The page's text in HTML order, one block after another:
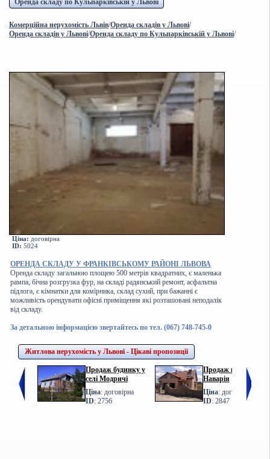
Оренда складу по Кульпарківській у Львові
Комерційна нерухомість Львів/Оренда складів у Львові/
Оренда складів у Львові/Оренда складу по Кульпарківській у Львові/
Ціна: договірна
ID: 5024
ОРЕНДА СКЛАДУ У ФРАНКІВСЬКОМУ РАЙОНІ ЛЬВОВА
Оренда складу загальною площею 500 метрів квадратних, є маленька
рампа, бічна розгрузка фур, на складі радянський ремонт, асфальтна
підлога, є кімнатки для комірника, склад сухий, при бажанні є
можливість орендувати офісні приміщення які розташовані неподалік
від складу.
За детальною інформацією звертайтесь по тел. (067) 748-745-0
Житлова нерухомість у Львові - Цікаві пропозиції
Продаж будинку у
селі Модричі
Ціна: договірна
ID: 2756
Продаж котеджу у с.
Наварія
Ціна: договірна
ID: 2847